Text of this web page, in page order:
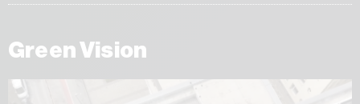
Green Vision